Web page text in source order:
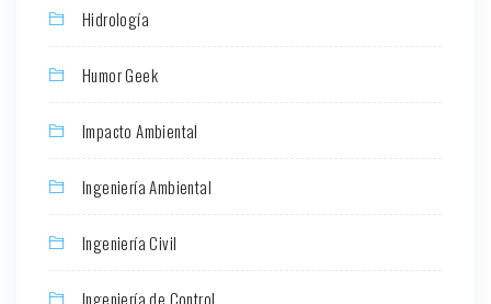
Hidrología
Humor Geek
Impacto Ambiental
Ingeniería Ambiental
Ingeniería Civil
Ingeniería de Control